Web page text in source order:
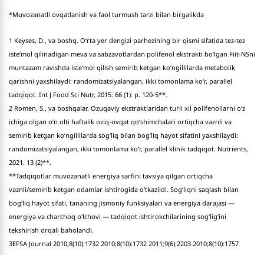
*Muvozanatli ovqatlanish va faol turmush tarzi bilan birgalikda
1 Keyses, D., va boshq. O‘rta yer dengizi parhezining bir qismi sifatida tez-tez
iste‘mol qilinadigan meva va sabzavotlardan polifenol ekstrakti bo‘lgan Fiit-NSni
muntazam ravishda iste‘mol qilish semirib ketgan ko‘ngillilarda metabolik
qarishni yaxshilaydi: randomizatsiyalangan, ikki tomonlama ko‘r, parallel
tadqiqot. Int J Food Sci Nutr, 2015. 66 (1): p. 120-5**.
2 Romen, S., va boshqalar. Ozuqaviy ekstraktlaridan turli xil polifenollarni o‘z
ichiga olgan o‘n olti haftalik oziq-ovqat qo‘shimchalari ortiqcha vaznli va
semirib ketgan ko‘ngillilarda sog‘liq bilan bog‘liq hayot sifatini yaxshilaydi:
randomizatsiyalangan, ikki tomonlama ko‘r, parallel klinik tadqiqot. Nutrients,
2021. 13 (2)**.
**Tadqiqotlar muvozanatli energiya sarfini tavsiya qilgan ortiqcha
vaznli/semirib ketgan odamlar ishtirogida o‘tkazildi. Sog‘liqni saqlash bilan
bog‘liq hayot sifati, tananing jismoniy funksiyalari va energiya darajasi —
energiya va charchoq o‘lchovi — tadqiqot ishtirokchilarining sog‘lig‘ini
tekshirish orqali baholandi.
3EFSA Journal 2010;8(10):1732 2010;8(10):1732 2011;9(6):2203 2010;8(10):1757